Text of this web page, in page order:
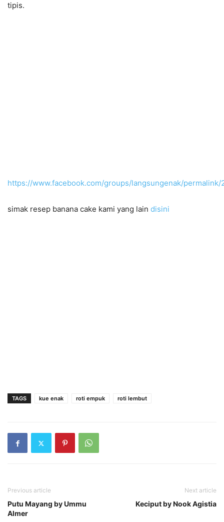
tipis.
https://www.facebook.com/groups/langsungenak/
simak resep banana cake kami yang lain disini
TAGS kue enak roti empuk roti lembut
Previous article
Putu Mayang by Ummu
Almer
Next article
Keciput by Nook Agistia